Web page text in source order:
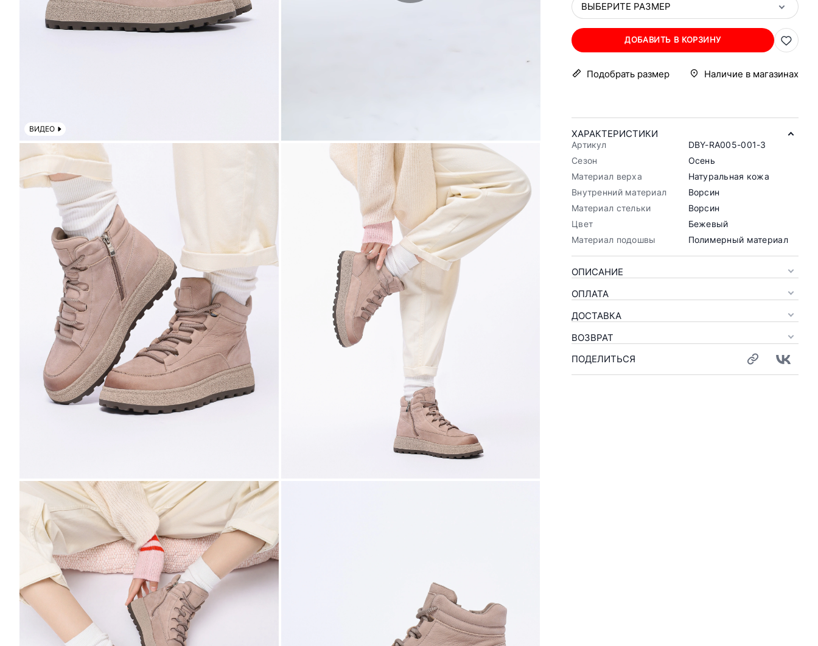
ВИДЕО
ВЫБЕРИТЕ РАЗМЕР
ДОБАВИТЬ В КОРЗИНУ
Подобрать размер Наличие в магазинах
ХАРАКТЕРИСТИКИ
Артикул
DBY-RA005-001-3
Сезон
Осень
Материал верха
Натуральная кожа
Внутренний материал
Ворсин
Материал стельки
Ворсин
Цвет
Бежевый
Материал подошвы
Полимерный материал
ОПИСАНИЕ
ОПЛАТА
ДОСТАВКА
ВОЗВРАТ
ПОДЕЛИТЬСЯ